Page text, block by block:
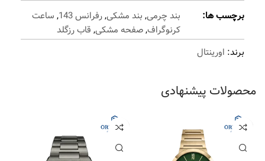
برچسب ها:
بند چرمی, بند مشکی,رفرانس 143 , ساعت
کرنوگراف,صفحه مشکی, قاب رزگلد
برند: اورینتال
محصولات پیشنهادی